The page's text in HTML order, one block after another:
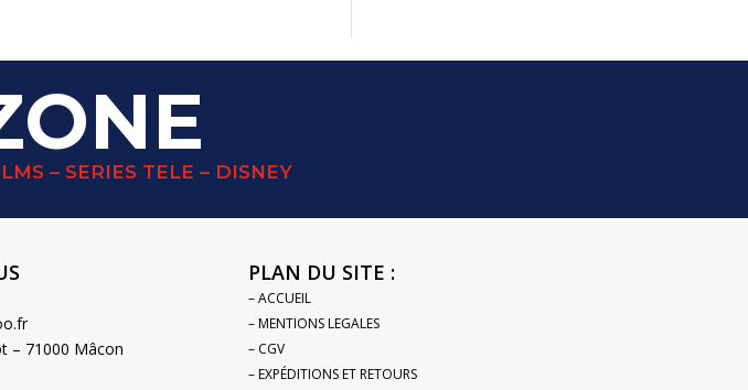
– SERIES TELE – DISNEY
– 71000 Mâcon
PLAN DU SITE :
– ACCUEIL
– MENTIONS LEGALES
– CGV
– EXPÉDITIONS ET RETOURS